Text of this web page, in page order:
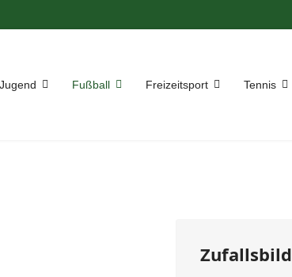
Jugend Fußball Freizeitsport Tennis
Zufallsbild